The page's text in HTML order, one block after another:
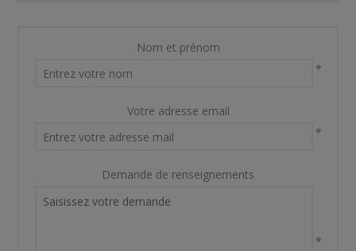
Nom et prénom
*
Votre adresse email
*
Demande de renseignements
*